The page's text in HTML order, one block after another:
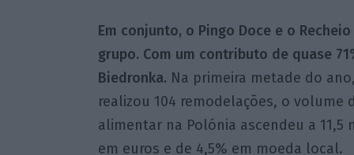
Em conjunto, o Pingo Doce e o
grupo. Com um contributo de quase
Biedronka. Na primeira metade do
realizou 104 remodelações, o
alimentar na Polónia ascendeu a 11,5
em euros e de 4,5% em moeda local.